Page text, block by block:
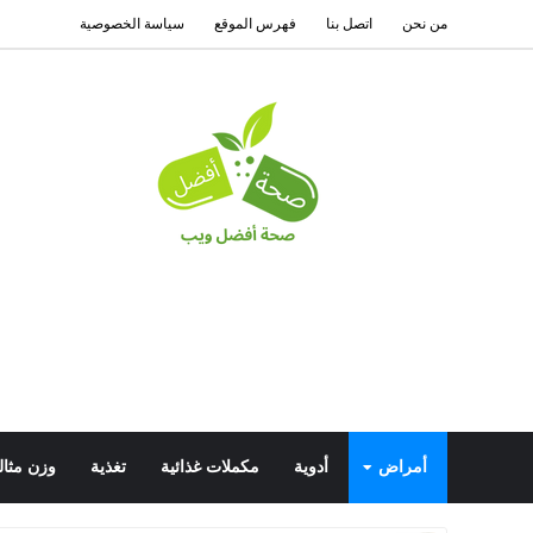
من نحن اتصل بنا فهرس الموقع سياسة الخصوصية
أمراض أدوية مكملات غذائية تغذية وزن